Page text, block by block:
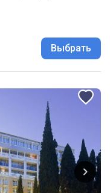
Выбрать